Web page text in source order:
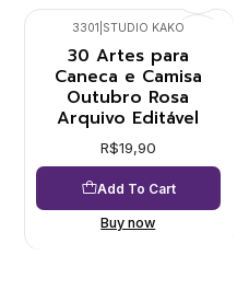
3301 STUDIO KAKO
30 Artes para
Caneca e Camisa
Outubro Rosa
Arquivo Editável
R$19,90
Add To Cart
Buy now